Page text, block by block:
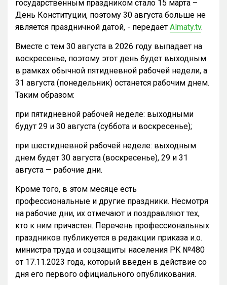
государственным праздником стало 15 марта –
День Конституции, поэтому 30 августа больше не
является праздничной датой, - передает Almaty.tv.
Вместе с тем 30 августа в 2026 году выпадает на
воскресенье, поэтому этот день будет выходным
в рамках обычной пятидневной рабочей недели, а
31 августа (понедельник) останется рабочим днем.
Таким образом:
при пятидневной рабочей неделе: выходными
будут 29 и 30 августа (суббота и воскресенье);
при шестидневной рабочей неделе: выходным
днем будет 30 августа (воскресенье), 29 и 31
августа — рабочие дни.
Кроме того, в этом месяце есть
профессиональные и другие праздники. Несмотря
на рабочие дни, их отмечают и поздравляют тех,
кто к ним причастен. Перечень профессиональных
праздников публикуется в редакции приказа и.о.
министра труда и соцзащиты населения РК №480
от 17.11.2023 года, который введен в действие со
дня его первого официального опубликования.